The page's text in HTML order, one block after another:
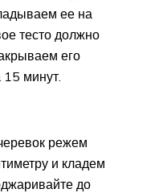
ее на
тесто должно
его
минут.
режем
и кладем
до